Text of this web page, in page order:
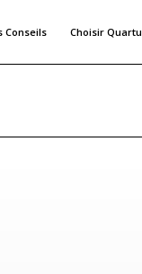
Conseils Choisir